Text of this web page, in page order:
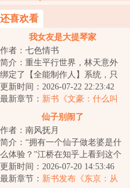
喜欢看
我女友是大提琴家
作者：七色情书
简介：重生平行世界，林天意外
绑定了【全能制作人】系统，只
要绑定搭档，将其培养成超级“偶
像”，自己就...
更新时间：2026-07-22 22:23:42
最新章节： 新书《文豪：什么叫
别人家的孩子啊》已发~
仙子别闹了
作者：南风抚月
简介：“拥有一个仙子做老婆是什
么体验？”江桥在知乎上看到这个
问题，边哭边回答。“不能抽烟，
不能喝酒...
更新时间：2026-07-20 14:53:46
最新章节： 新书发布《东京：从